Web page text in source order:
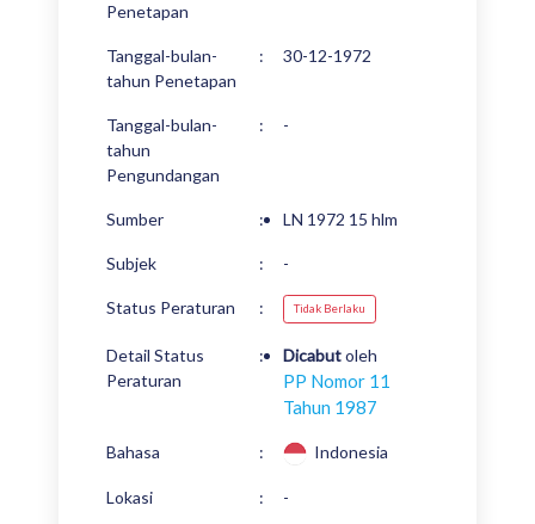
Penetapan
Tanggal-bulan-
tahun Penetapan
: 30-12-1972
Tanggal-bulan-
tahun
Pengundangan
: -
Sumber : LN 1972 15 hlm
Subjek : -
Status Peraturan : Tidak Berlaku
Detail Status
Peraturan
: Dicabutoleh
PP Nomor 11
Tahun 1987
Bahasa : Indonesia
Lokasi : -